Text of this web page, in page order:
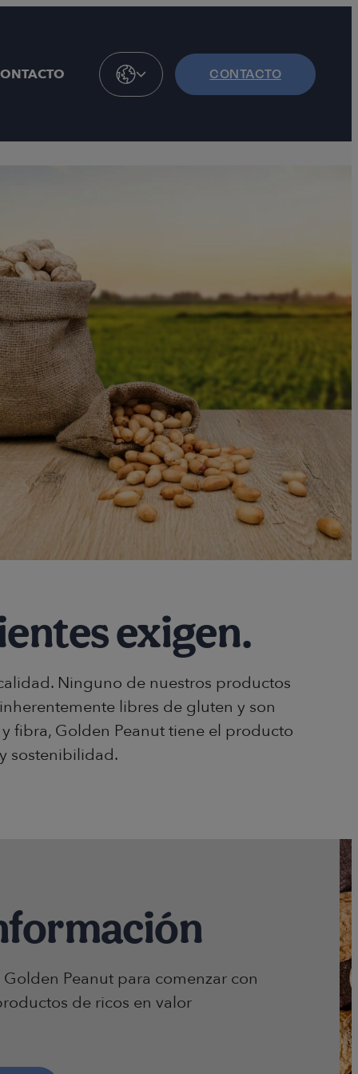
CONTACTO
exigen.
Ninguno de nuestros productos
libres de gluten y son
fibra, Golden Peanut tiene el producto
sostenibilidad.
Peanut para comenzar con
de ricos en valor